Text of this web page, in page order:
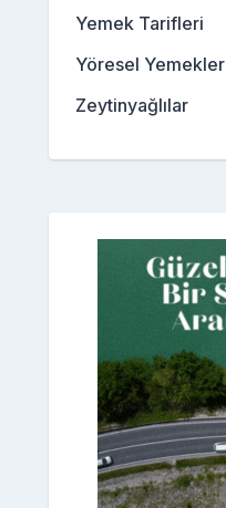
Yemek Tarifleri
Yöresel Yemekler
Zeytinyağlılar